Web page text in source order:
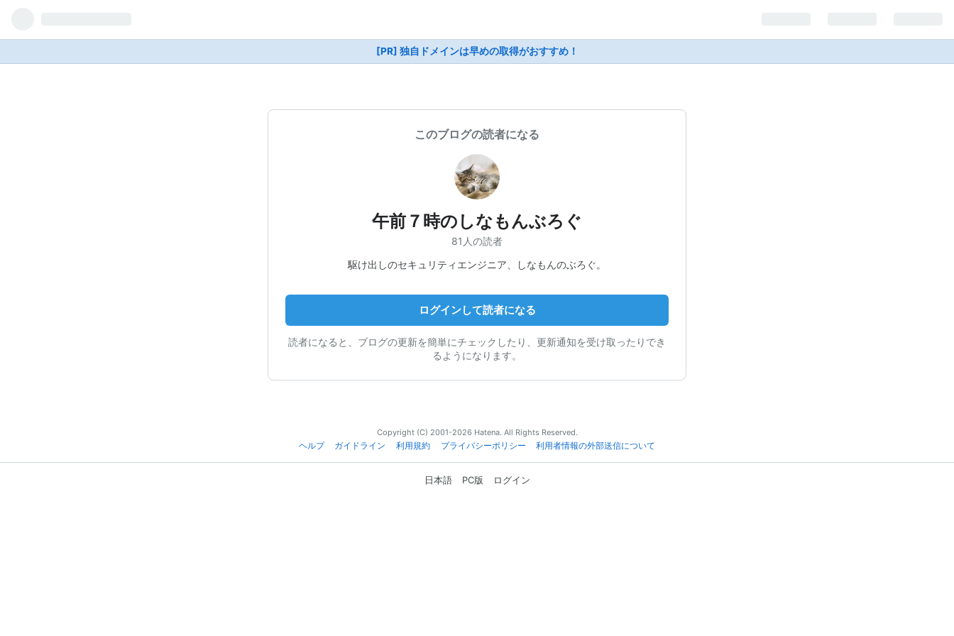
[PR] 独自ドメインは早めの取得がおすすめ！
このブログの読者になる
午前７時のしなもんぶろぐ
81人の読者
駆け出しのセキュリティエンジニア、しなもんのぶろぐ。
ログインして読者になる
読者になると、ブログの更新を簡単にチェックしたり、更新通知を受け取ったりでき
るようになります。
Copyright (C) 2001-2026 Hatena. All Rights Reserved.
ヘルプ
ガイドライン 利用規約 プライバシーポリシー 利用者情報の外部送信について
日本語 PC版 ログイン